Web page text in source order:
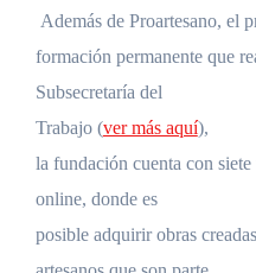
Además de Proartesano, el
formación permanente que
Subsecretaría del
Trabajo (ver más aquí),
la fundación cuenta con
online, donde es
posible adquirir obras